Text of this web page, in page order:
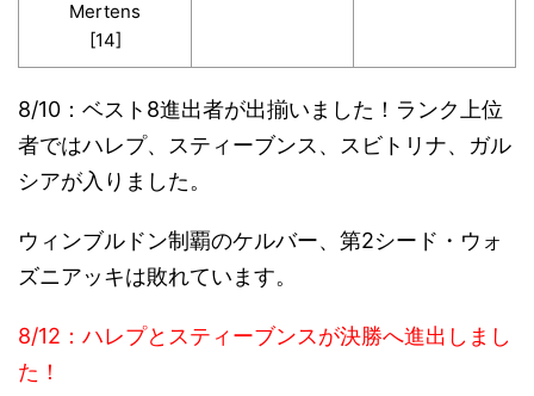
Mertens
[14]
8/10：ベスト8進出者が出揃いました！ランク上位
者ではハレプ、スティーブンス、スビトリナ、ガル
シアが入りました。
ウィンブルドン制覇のケルバー、第2シード・ウォ
ズニアッキは敗れています。
8/12：ハレプとスティーブンスが決勝へ進出しまし
た！